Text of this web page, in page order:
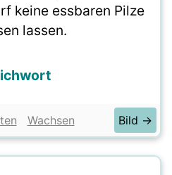
keine essbaren Pilze
lassen.
Wachsen Bild →